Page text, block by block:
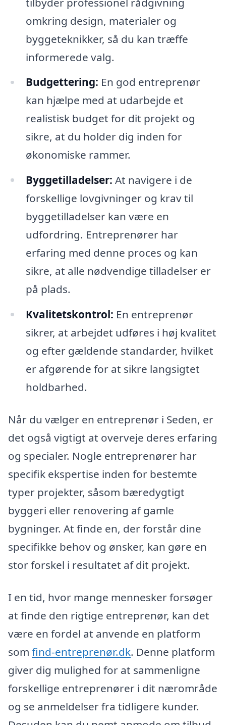
omkring design, materialer og
byggeteknikker, så du kan træffe
informerede valg.
Budgettering: En god entreprenør
kan hjælpe med at udarbejde et
realistisk budget for dit projekt og
sikre, at du holder dig inden for
økonomiske rammer.
Byggetilladelser: At navigere i de
forskellige lovgivninger og krav til
byggetilladelser kan være en
udfordring. Entreprenører har
erfaring med denne proces og kan
sikre, at alle nødvendige tilladelser er
på plads.
Kvalitetskontrol: En entreprenør
sikrer, at arbejdet udføres i høj kvalitet
og efter gældende standarder, hvilket
er afgørende for at sikre langsigtet
holdbarhed.
Når du vælger en entreprenør i Seden, er
det også vigtigt at overveje deres erfaring
og specialer. Nogle entreprenører har
specifik ekspertise inden for bestemte
typer projekter, såsom bæredygtigt
byggeri eller renovering af gamle
bygninger. At finde en, der forstår dine
specifikke behov og ønsker, kan gøre en
stor forskel i resultatet af dit projekt.
I en tid, hvor mange mennesker forsøger
at finde den rigtige entreprenør, kan det
være en fordel at anvende en platform
som find-entreprenør.dk. Denne platform
giver dig mulighed for at sammenligne
forskellige entreprenører i dit nærområde
og se anmeldelser fra tidligere kunder.